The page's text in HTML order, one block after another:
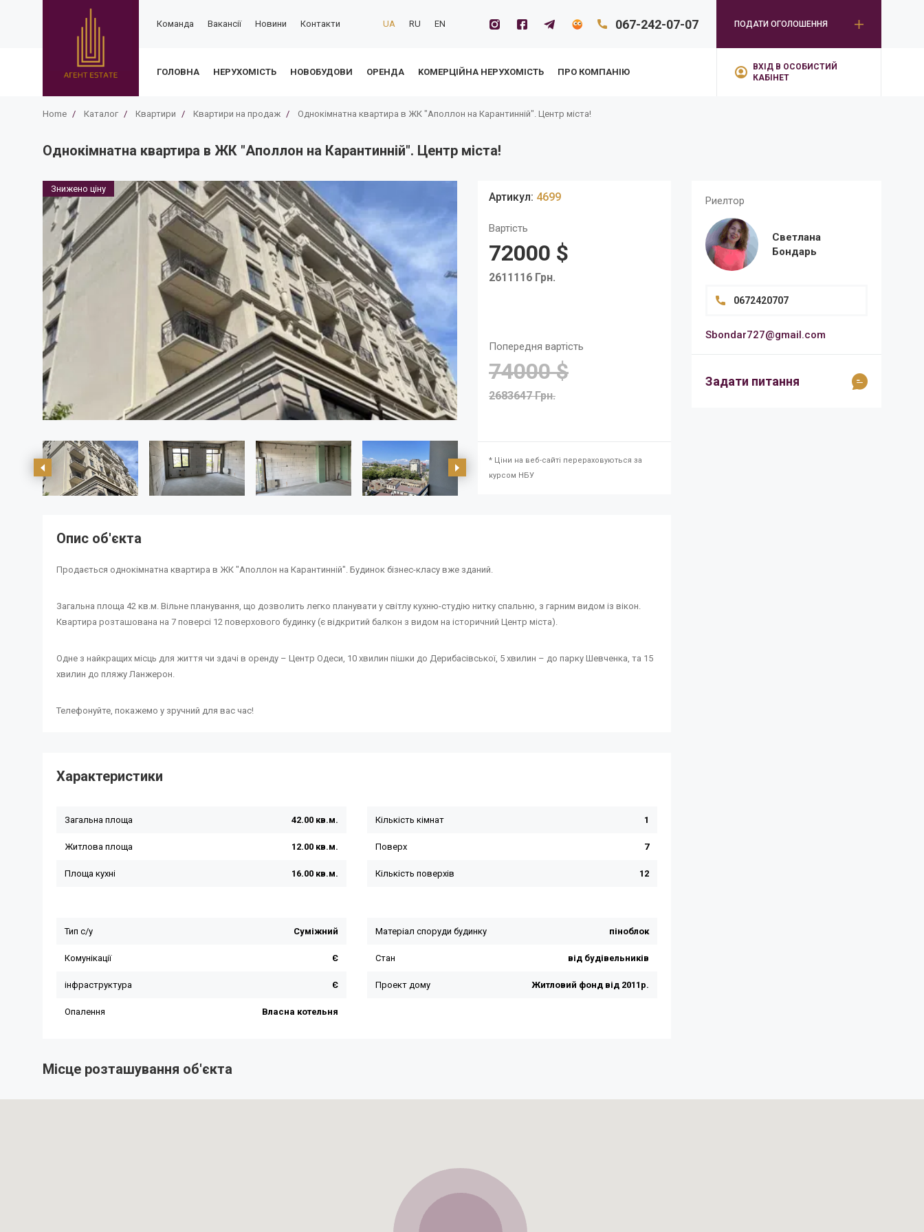
Команда Вакансії Новини Контакти UA RU EN 067-242-07-07 ПОДАТИ ОГОЛОШЕННЯ
ГОЛОВНА НЕРУХОМІСТЬ НОВОБУДОВИ ОРЕНДА KОМЕРЦІЙНА НЕРУХОМІСТЬ ПРО КОМПАНІЮ
ВХІД В ОСОБИСТИЙ
КАБІНЕТ
Home / Каталог / Квартири / Квартири на продаж / Однокімнатна квартира в ЖК "Аполлон на Карантинній". Центр міста!
Однокімнатна квартира в ЖК "Аполлон на Карантинній". Центр міста!
Знижено ціну
Артикул: 4699
Вартість
72000 $
2611116 Грн.
Попередня вартість
74000 $
2683647 Грн.
* Ціни на веб-сайті перераховуються за
курсом НБУ
Опис об'єкта
Продається однокімнатна квартира в ЖК "Аполлон на Карантинній". Будинок бізнес-класу вже зданий.
Загальна площа 42 кв.м. Вільне планування, що дозволить легко планувати у світлу кухню-студію нитку спальню, з гарним видом із вікон.
Квартира розташована на 7 поверсі 12 поверхового будинку (є відкритий балкон з видом на історичний Центр міста).
Одне з найкращих місць для життя чи здачі в оренду – Центр Одеси, 10 хвилин пішки до Дерибасівської, 5 хвилин – до парку Шевченка, та 15
хвилин до пляжу Ланжерон.
Телефонуйте, покажемо у зручний для вас час!
Характеристики
Риелтор
Светлана
Бондарь
0672420707
Sbondar727@gmail.com
Задати питання
Місце розташування об'єкта